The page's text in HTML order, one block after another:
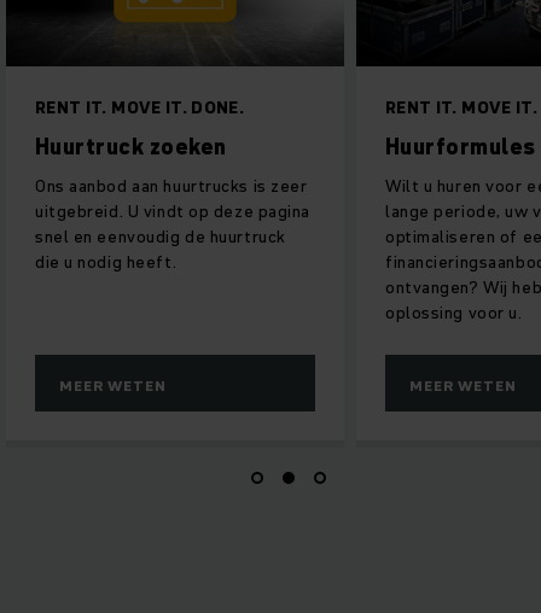
MOVE IT. DONE.
zoeken
aan huurtrucks is zeer
U vindt op deze pagina
de huurtruck
heeft.
WETEN
RENT IT. MOVE IT. DONE.
Huurformules
Wilt u huren voor een korte of
lange periode, uw vloot
optimaliseren of een
financieringsaanbod op maat
ontvangen? Wij hebben de
oplossing voor u.
MEER WETEN